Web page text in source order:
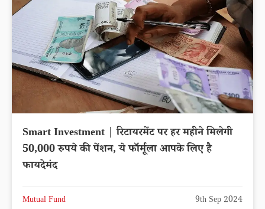
Smart Investment | रिटायरमेंट पर हर महीने मिलेगी
50,000 रुपये की पेंशन, ये फॉर्मूला आपके लिए है
फायदेमंद
Mutual Fund 9th Sep 2024